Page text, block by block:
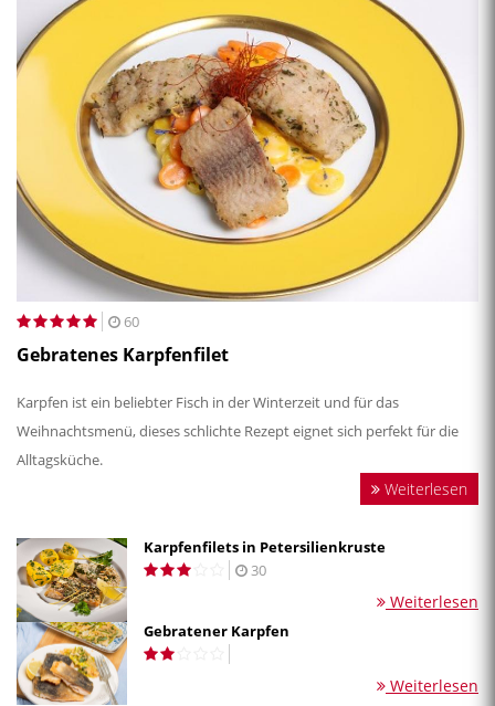
60
Gebratenes Karpfenfilet
Karpfen ist ein beliebter Fisch in der Winterzeit und für das
Weihnachtsmenü, dieses schlichte Rezept eignet sich perfekt für die
Alltagsküche.
Weiterlesen
Karpfenfilets in Petersilienkruste
30
Weiterlesen
Gebratener Karpfen
Weiterlesen